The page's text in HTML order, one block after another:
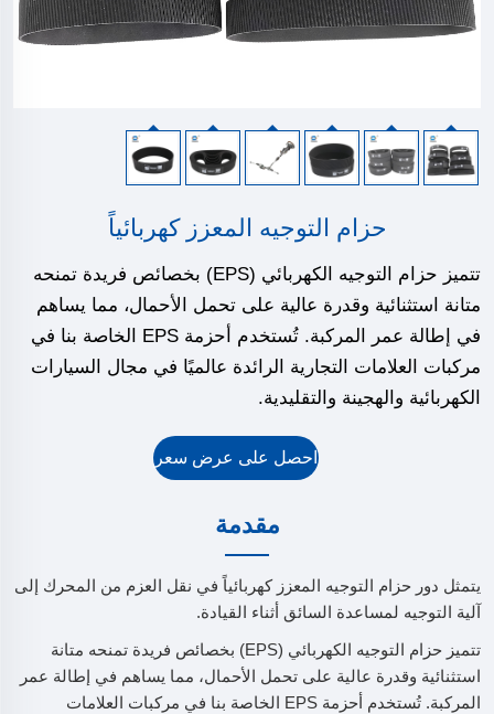
حزام التوجيه المعزز كهربائياً
تتميز حزام التوجيه الكهربائي (EPS) بخصائص فريدة تمنحه
متانة استثنائية وقدرة عالية على تحمل الأحمال، مما يساهم
في إطالة عمر المركبة. تُستخدم أحزمة EPS الخاصة بنا في
مركبات العلامات التجارية الرائدة عالميًا في مجال السيارات
الكهربائية والهجينة والتقليدية.
احصل على عرض سعر
مقدمة
يتمثل دور حزام التوجيه المعزز كهربائياً في نقل العزم من المحرك إلى
آلية التوجيه لمساعدة السائق أثناء القيادة.
تتميز حزام التوجيه الكهربائي (EPS) بخصائص فريدة تمنحه متانة
استثنائية وقدرة عالية على تحمل الأحمال، مما يساهم في إطالة عمر
المركبة. تُستخدم أحزمة EPS الخاصة بنا في مركبات العلامات